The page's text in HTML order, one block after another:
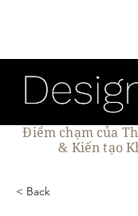
Điểm chạm của
& Kiến tạo
< Back